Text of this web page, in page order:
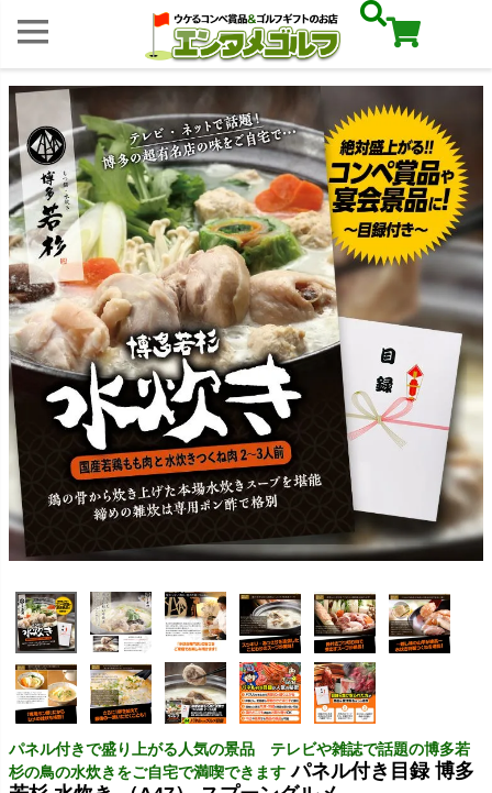
パネル付きで盛り上がる人気の景品 テレビや雑誌で話題の博多若
杉の鳥の水炊きをご自宅で満喫できます パネル付き目録 博多